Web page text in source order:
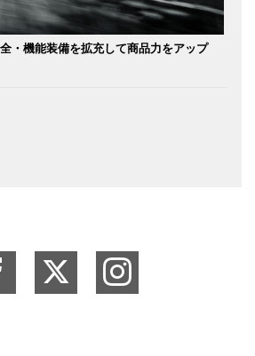
・機能装備を拡充して商品力をアップ